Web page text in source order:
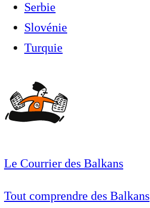
Serbie
Slovénie
Turquie
Le Courrier des Balkans
Tout comprendre des Balkans